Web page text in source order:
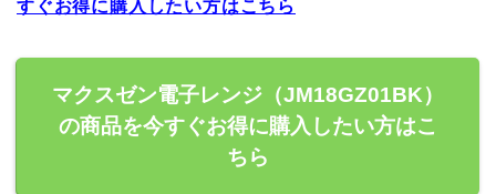
すぐお得に購入したい方はこちら
マクスゼン電子レンジ（JM18GZ01BK）
の商品を今すぐお得に購入したい方はこ
ちら